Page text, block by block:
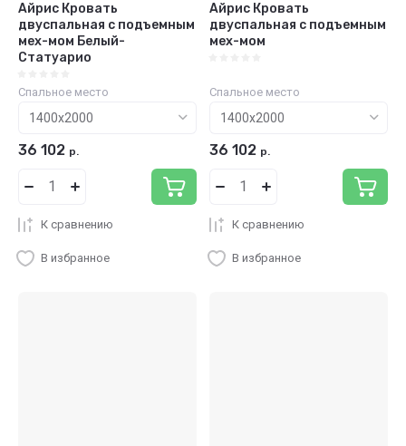
Айрис Кровать
двуспальная с подъемным
мех-мом Белый-
Статуарио
Спальное место
36 102 р.
К сравнению
В избранное
Айрис Кровать
двуспальная с подъемным
мех-мом
Спальное место
36 102 р.
К сравнению
В избранное